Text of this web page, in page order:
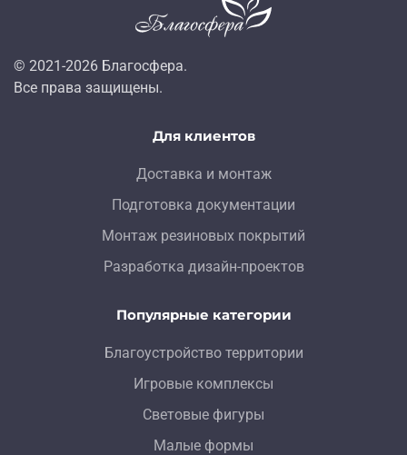
© 2021-2026 Благосфера.
Все права защищены.
Для клиентов
Доставка и монтаж
Подготовка документации
Монтаж резиновых покрытий
Разработка дизайн-проектов
Популярные категории
Благоустройство территории
Игровые комплексы
Световые фигуры
Малые формы